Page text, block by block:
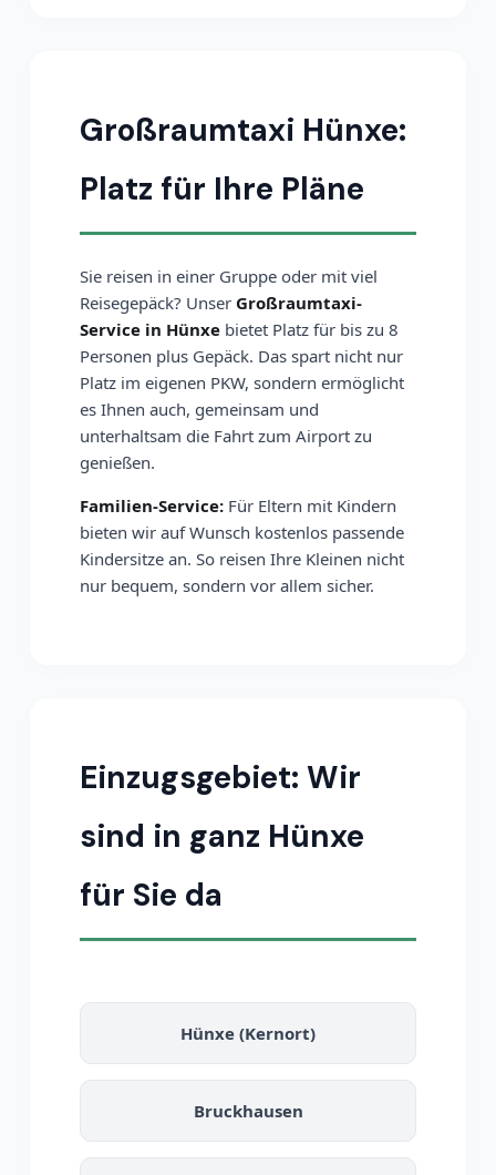
Großraumtaxi Hünxe:
Platz für Ihre Pläne
Sie reisen in einer Gruppe oder mit viel
Reisegepäck? Unser Großraumtaxi-
Service in Hünxe bietet Platz für bis zu 8
Personen plus Gepäck. Das spart nicht nur
Platz im eigenen PKW, sondern ermöglicht
es Ihnen auch, gemeinsam und
unterhaltsam die Fahrt zum Airport zu
genießen.
Familien-Service: Für Eltern mit Kindern
bieten wir auf Wunsch kostenlos passende
Kindersitze an. So reisen Ihre Kleinen nicht
nur bequem, sondern vor allem sicher.
Einzugsgebiet: Wir
sind in ganz Hünxe
für Sie da
Hünxe (Kernort)
Bruckhausen